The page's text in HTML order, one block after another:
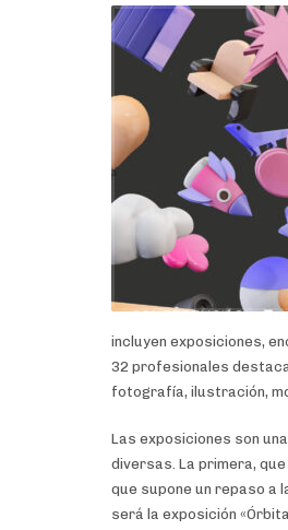
incluyen exposiciones,
32 profesionales
fotografía, ilustración,
Las exposiciones son
diversas. La primera,
que supone un repaso a
será la exposición